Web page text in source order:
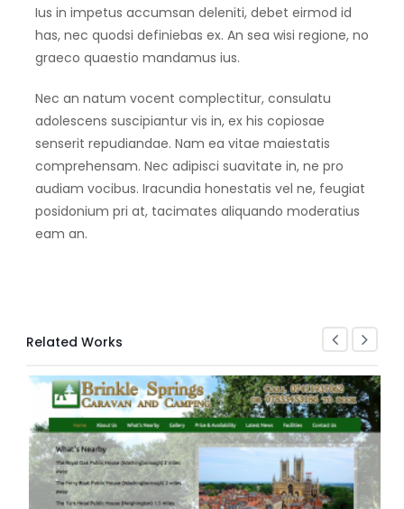
Ius in impetus accumsan deleniti, debet eirmod id
has, nec quodsi definiebas ex. An sea wisi regione, no
graeco quaestio mandamus ius.
Nec an natum vocent complectitur, consulatu
adolescens suscipiantur vis in, ex his copiosae
senserit repudiandae. Nam ea vitae maiestatis
comprehensam. Nec adipisci suavitate in, ne pro
audiam vocibus. Iracundia honestatis vel ne, feugiat
posidonium pri at, tacimates aliquando moderatius
eam an.
Related Works
27